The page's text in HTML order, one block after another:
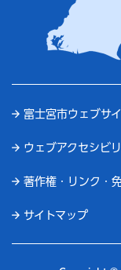
富士宮市ウェブサ
ウェブアクセシビ
著作権・リンク・
サイトマップ